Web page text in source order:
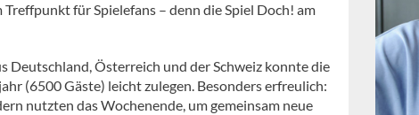
für Spielefans – denn die Spiel Doch! am
Deutschland, Österreich und der Schweiz konnte die
(6500 Gäste) leicht zulegen. Besonders erfreulich:
nutzten das Wochenende, um gemeinsam neue